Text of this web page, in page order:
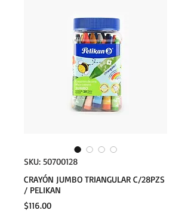
SKU: 50700128
CRAYÓN JUMBO TRIANGULAR C/28PZS
/ PELIKAN
$116.00Precio